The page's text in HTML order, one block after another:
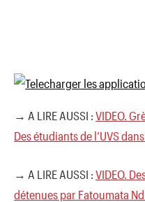
→ A LIRE AUSSI : VIDEO.
Des étudiants de l’UVS
→ A LIRE AUSSI : VIDEO.
détenues par Fatoumata